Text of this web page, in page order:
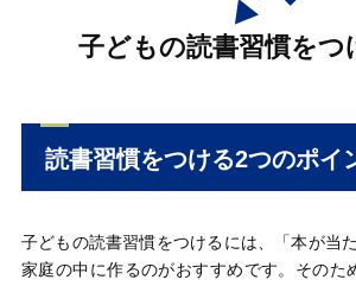
子どもの読書習慣をつ
読書習慣をつける2つのポイ
子どもの読書習慣をつけるには、「本が当
家庭の中に作るのがおすすめです。そのた